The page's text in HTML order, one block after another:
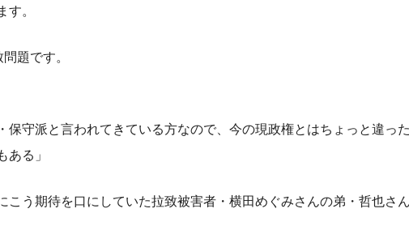
す。
題です。
保守派と言われてきている方なので、今の現政権とはちょっと違っ
ある」
う期待を口にしていた拉致被害者・横田めぐみさんの弟・哲也さん